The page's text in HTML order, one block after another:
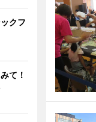
クフ
て！